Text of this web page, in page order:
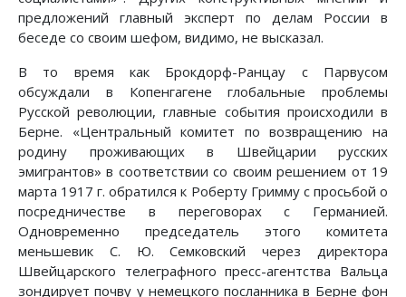
предложений главный эксперт по делам России в
беседе со своим шефом, видимо, не высказал.
В то время как Брокдорф-Ранцау с Парвусом
обсуждали в Копенгагене глобальные проблемы
Русской революции, главные события происходили в
Берне. «Центральный комитет по возвращению на
родину проживающих в Швейцарии русских
эмигрантов» в соответствии со своим решением от 19
марта 1917 г. обратился к Роберту Гримму с просьбой о
посредничестве в переговорах с Германией.
Одновременно председатель этого комитета
меньшевик С. Ю. Семковский через директора
Швейцарского телеграфного пресс-агентства Вальца
зондирует почву у немецкого посланника в Берне фон